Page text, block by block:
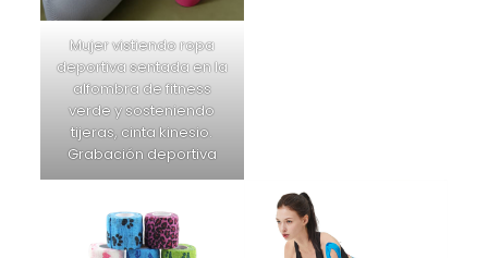
Mujer vistiendo ropa
deportiva sentada en la
alfombra de fitness
verde y sosteniendo
tijeras, cinta kinesio.
Grabación deportiva